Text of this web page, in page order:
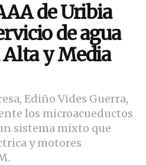
de Uribia
de agua
y Media
Ediño Vides Guerra,
los microacueductos
sistema mixto que
y motores